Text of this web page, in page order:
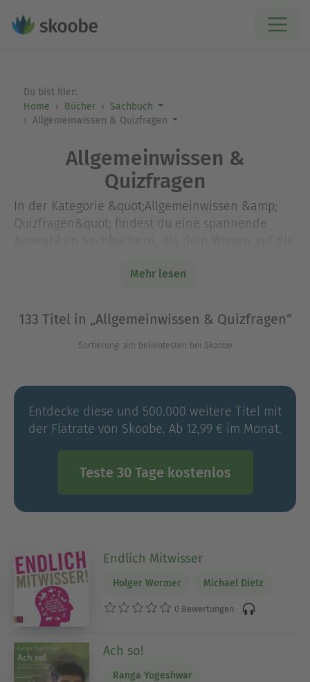
Du bist hier:
Home
Bücher
Sachbuch
Allgemeinwissen & Quizfragen
Allgemeinwissen &
Quizfragen
In der Kategorie &quot;Allgemeinwissen &amp;
Quizfragen&quot; findest du eine spannende
ein breites Spektrum ab, von faszinierenden
bis hin zu kniffligen Quizfragen, die deine
Allgemeinbildung herausfordern. Sie sind ideal
für alle, die neugierig sind und ihr Wissen
Rätseln fesseln und erweitere deinen Horizont!
Mehr lesen
Ausblenden
133 Titel in „Allgemeinwissen & Quizfragen“
Sortierung: am beliebtesten bei Skoobe
Entdecke diese und 500.000 weitere Titel mit
der Flatrate von Skoobe. Ab 12,99 € im Monat.
Teste 30 Tage kostenlos
Endlich Mitwisser
Holger Wormer Michael Dietz
0 Bewertungen
Ach so!
Ranga Yogeshwar